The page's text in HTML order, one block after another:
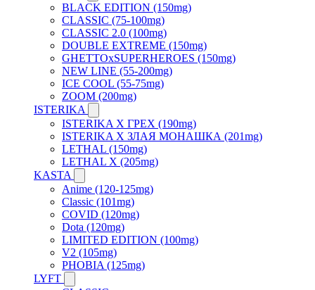
BLACK EDITION (150mg)
CLASSIC (75-100mg)
CLASSIC 2.0 (100mg)
DOUBLE EXTREME (150mg)
GHETTOxSUPERHEROES (150mg)
NEW LINE (55-200mg)
ICE COOL (55-75mg)
ZOOM (200mg)
ISTERIKA
ISTERIKA X ГРЕХ (190mg)
ISTERIKA X ЗЛАЯ МОНАШКА (201mg)
LETHAL (150mg)
LETHAL X (205mg)
KASTA
Anime (120-125mg)
Classic (101mg)
COVID (120mg)
Dota (120mg)
LIMITED EDITION (100mg)
V2 (105mg)
PHOBIA (125mg)
LYFT